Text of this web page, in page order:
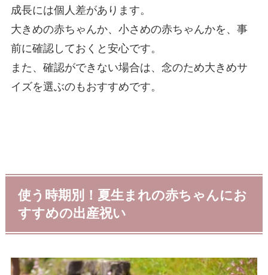
成長には個人差があります。
大きめの赤ちゃんか、小さめの赤ちゃんかを、事
前に確認しておくと安心です。
また、確認ができない場合は、念のため大きめサ
イズを選ぶのもおすすめです。
使う時期別！夏生まれの赤ちゃんにお
すすめの出産祝い